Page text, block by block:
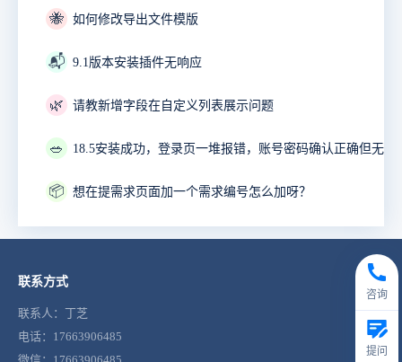
🐝 如何修改导出文件模版
📬 9.1版本安装插件无响应
🌿 请教新增字段在自定义列表展示问题
🥗 18.5安装成功，登录页一堆报错，账号密码确认正确但无法
📦 想在提需求页面加一个需求编号怎么加呀？
联系方式
联系人：丁芝
电话：17663906485
咨询
提问